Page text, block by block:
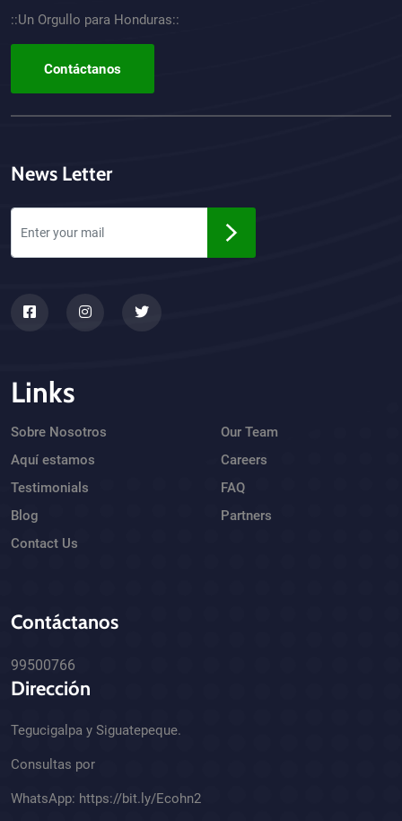
::Un Orgullo para Honduras::
Contáctanos
News Letter
Links
Sobre Nosotros
Aquí estamos
Testimonials
Blog
Contact Us
Our Team
Careers
FAQ
Partners
Contáctanos
99500766
Dirección
Tegucigalpa y Siguatepeque.
Consultas por
WhatsApp: https://bit.ly/Ecohn2